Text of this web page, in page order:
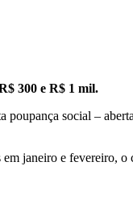
300 e R$ 1 mil.
poupança social –
janeiro e fevereiro,